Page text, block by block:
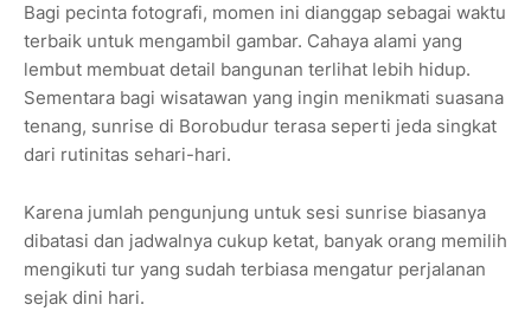
Bagi pecinta fotografi, momen ini dianggap sebagai waktu
terbaik untuk mengambil gambar. Cahaya alami yang
lembut membuat detail bangunan terlihat lebih hidup.
Sementara bagi wisatawan yang ingin menikmati suasana
tenang, sunrise di Borobudur terasa seperti jeda singkat
dari rutinitas sehari-hari.
Karena jumlah pengunjung untuk sesi sunrise biasanya
dibatasi dan jadwalnya cukup ketat, banyak orang memilih
mengikuti tur yang sudah terbiasa mengatur perjalanan
sejak dini hari.